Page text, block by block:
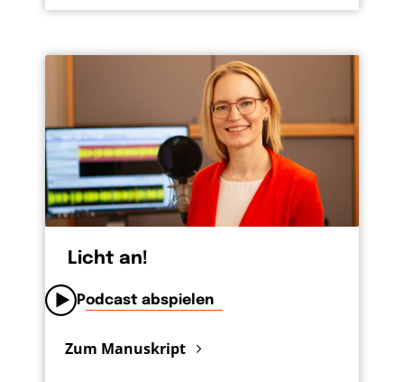
Licht an!
Podcast abspielen
Zum Manuskript